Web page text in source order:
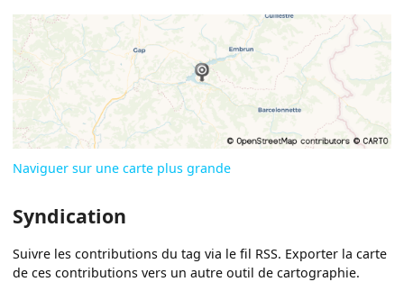
Naviguer sur une carte plus grande
Syndication
Suivre les contributions du tag via le fil RSS. Exporter la carte
de ces contributions vers un autre outil de cartographie.